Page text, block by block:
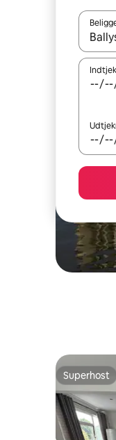
Når
Superhost
Superhost